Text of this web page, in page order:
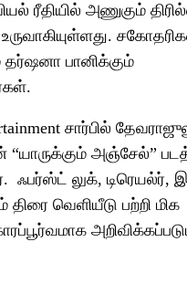
ரீதியில் அணுகும்
தர்ஷனா பானிக்கும்
சார்பில்
அஞ்சேல்”
ஃபர்ஸ்ட் லுக், டிரெயல்ர்,
திரை வெளியீடு பற்றி மிக